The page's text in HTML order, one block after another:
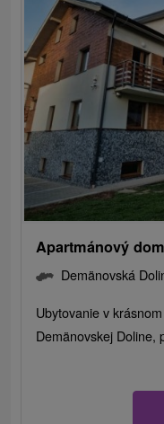
Apartmánový
Demänovská
Ubytovanie v
Demänovskej Doline,